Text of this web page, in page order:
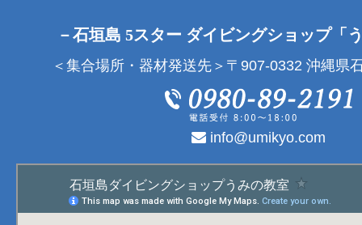
－石垣島 5スター ダイビングショップ「
＜集合場所・器材発送先＞〒907-0332 沖縄県
info@umikyo.com